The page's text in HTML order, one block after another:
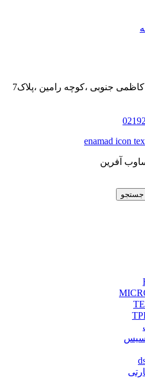
جنوبی ،کوچه رامین ،پلاک7
آفرین
جستجو